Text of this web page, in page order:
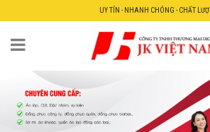
UY TÍN - NHANH CHÓNG - CHẤT